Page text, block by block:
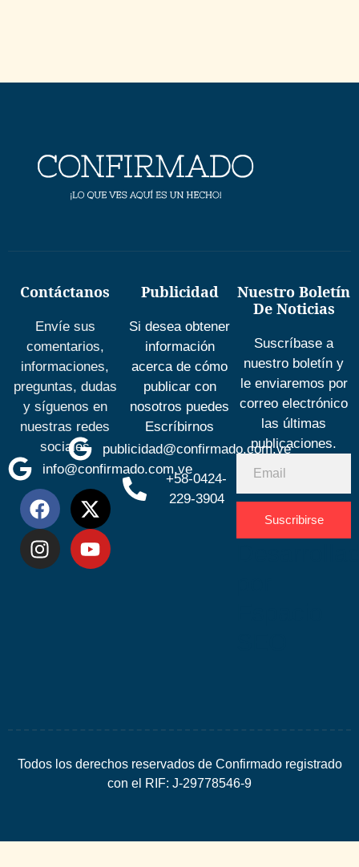
Contáctanos
Envíe sus
comentarios,
informaciones,
preguntas, dudas
y síguenos en
nuestras redes
sociales
info@confirmado.com.ve
Publicidad
Si desea obtener
información
acerca de cómo
publicar con
nosotros puedes
Escríbirnos
publicidad@confirmado.com.ve
+58-0424-
229-3904
Nuestro Boletín
De Noticias
Suscríbase a
nuestro boletín y
le enviaremos por
correo electrónico
las últimas
publicaciones.
Suscribirse
Todos los derechos reservados de Confirmado registrado
con el RIF: J-29778546-9